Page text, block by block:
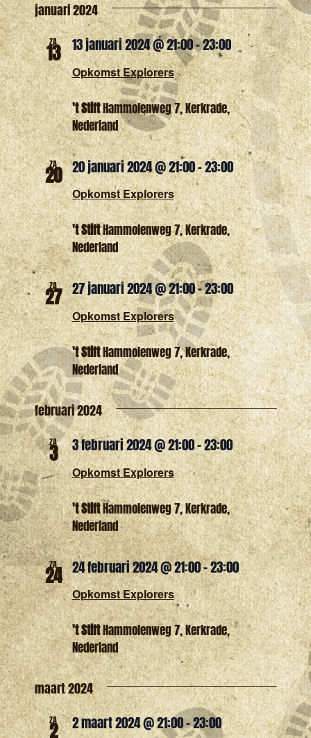
Zoeken
en
navigatie
een
datum.
januari 2024
ZA
13
Opkomst Explorers
13 januari 2024 @ 21:00-23:00
't StiftHammolenweg 7, Kerkrade,
Nederland
ZA
20
Opkomst Explorers
20 januari 2024 @ 21:00-23:00
't StiftHammolenweg 7, Kerkrade,
Nederland
ZA
27
Opkomst Explorers
27 januari 2024 @ 21:00-23:00
't StiftHammolenweg 7, Kerkrade,
Nederland
februari 2024
ZA
3
Opkomst Explorers
3 februari 2024 @ 21:00-23:00
't StiftHammolenweg 7, Kerkrade,
Nederland
ZA
24
Opkomst Explorers
24 februari 2024 @ 21:00-23:00
't StiftHammolenweg 7, Kerkrade,
Nederland
maart 2024
ZA
2 2 maart 2024 @ 21:00-23:00